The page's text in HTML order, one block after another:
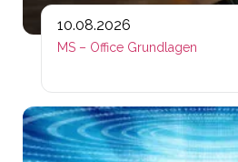
10.08.2026
MS – Office Grundlagen